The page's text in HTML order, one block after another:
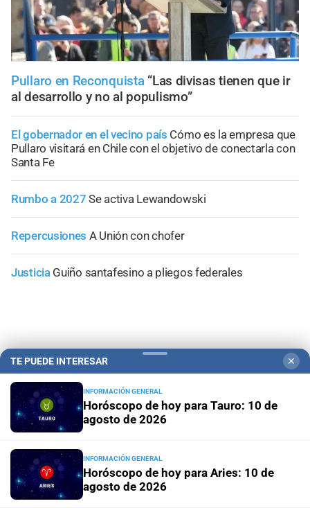
Pullaro en Reconquista “Las divisas tienen que ir
al desarrollo y no al populismo”
El gobernador en el vecino país Cómo es la empresa que
Pullaro visitará en Chile con el objetivo de conectarla con
Santa Fe
Rumbo a 2027 Se activa Lewandowski
Repercusiones A Unión con chofer
Justicia Guiño santafesino a pliegos federales
+ Área Metropolitana
TE PUEDE INTERESAR ✕
INFORMACIÓN GENERAL
Horóscopo de hoy para Tauro: 10 de
agosto de 2026
INFORMACIÓN GENERAL
Horóscopo de hoy para Aries: 10 de
agosto de 2026